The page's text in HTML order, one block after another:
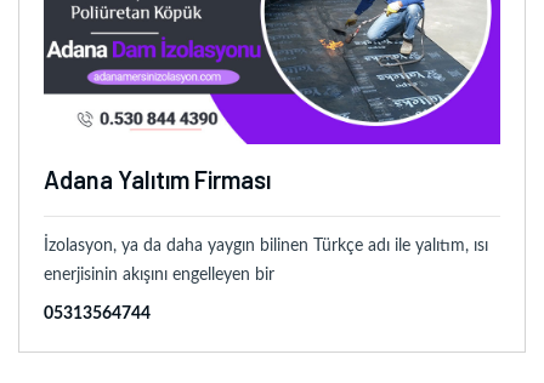
Adana Yalıtım Firması
İzolasyon, ya da daha yaygın bilinen Türkçe adı ile yalıtım, ısı
enerjisinin akışını engelleyen bir
05313564744